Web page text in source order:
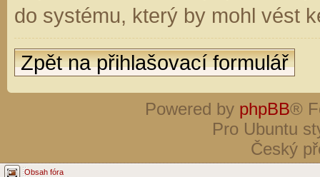
do systému, který by mohl vést
Zpět na přihlašovací formulář
Powered by phpBB®
Pro Ubuntu
Český
Obsah fóra